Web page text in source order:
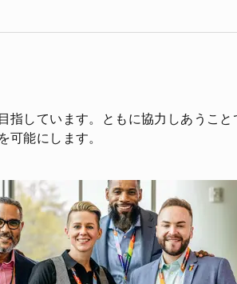
指しています。ともに協力しあうこと
可能にします。